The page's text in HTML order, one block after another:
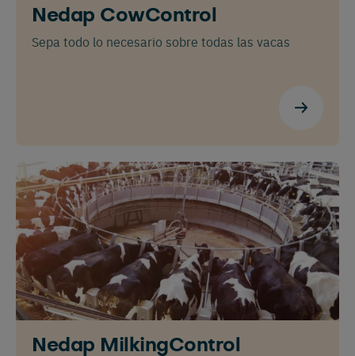
Nedap CowControl
Sepa todo lo necesario sobre todas las vacas
Nedap MilkingControl
Nederlands Deutsch